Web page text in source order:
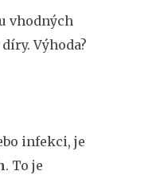
vhodných
Výhoda?
infekci, je
. To je